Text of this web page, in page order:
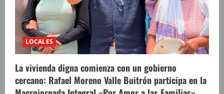
LOCALES
La vivienda digna comienza con un gobierno
cercano: Rafael Moreno Valle Buitrón participa en la